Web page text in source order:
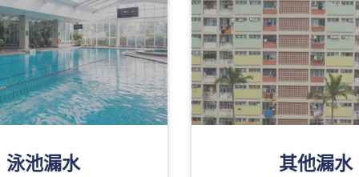
泳池漏水 其他漏水